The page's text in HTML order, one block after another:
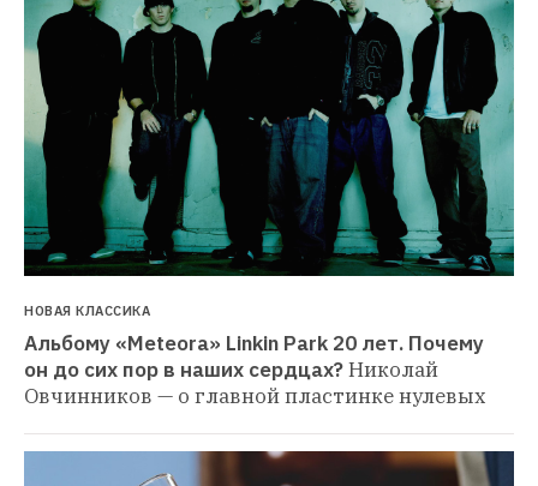
НОВАЯ КЛАССИКА
Альбому «Meteora» Linkin Park 20 лет. Почему
он до сих пор в наших сердцах?Николай
Овчинников — о главной пластинке нулевых